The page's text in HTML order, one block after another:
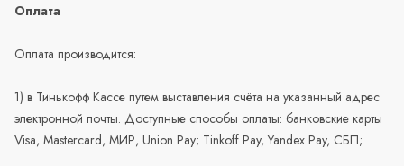
Оплата
Оплата производится:
1) в Тинькофф Кассе путем выставления счёта на указанный адрес
электронной почты. Доступные способы оплаты: банковские карты
Visa, Mastercard, МИР, Union Pay; Tinkoff Pay, Yandex Pay, СБП;